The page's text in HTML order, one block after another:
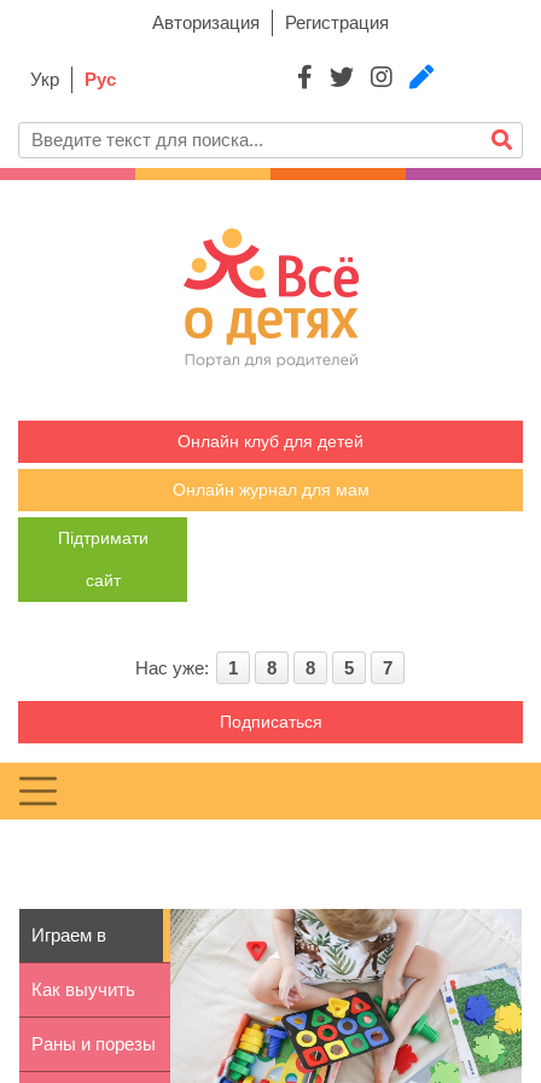
Авторизация Регистрация
Укр Рус
Онлайн клуб для детей
Онлайн журнал для мам
Підтримати
сайт
Нас уже: 1 8 8 5 7
Подписаться
Играем в
детском саду
вместе с ...
Как выучить
таблицу
Раны и порезы